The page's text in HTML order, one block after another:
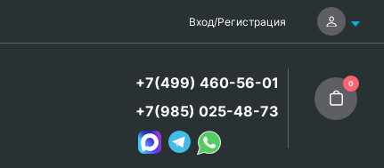
Вход/Регистрация
+7(499) 460-56-01
+7(985) 025-48-73
0